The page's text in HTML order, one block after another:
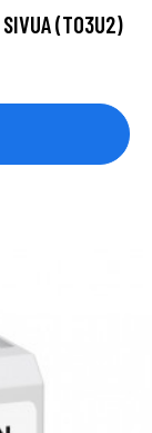
SIVUA (T03U2)